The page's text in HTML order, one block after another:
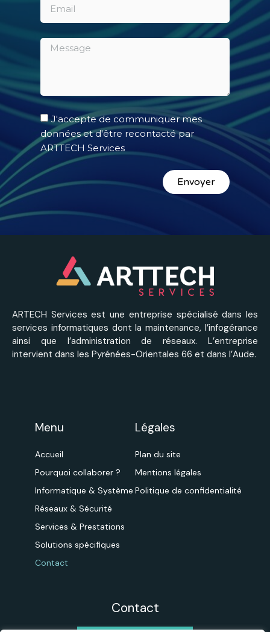
J'accepte de communiquer mes
données et d'être recontacté par
ARTTECH Services
Envoyer
ARTECH Services est une entreprise spécialisé dans les
services informatiques dont la maintenance, l’infogérance
ainsi que l’administration de réseaux. L’entreprise
intervient dans les Pyrénées-Orientales 66 et dans l’Aude.
Menu
Accueil
Pourquoi collaborer ?
Informatique & Système
Réseaux & Sécurité
Services & Prestations
Solutions spécifiques
Contact
Légales
Plan du site
Mentions légales
Politique de confidentialité
Contact